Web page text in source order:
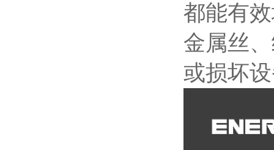
都能有
金属丝
或损坏